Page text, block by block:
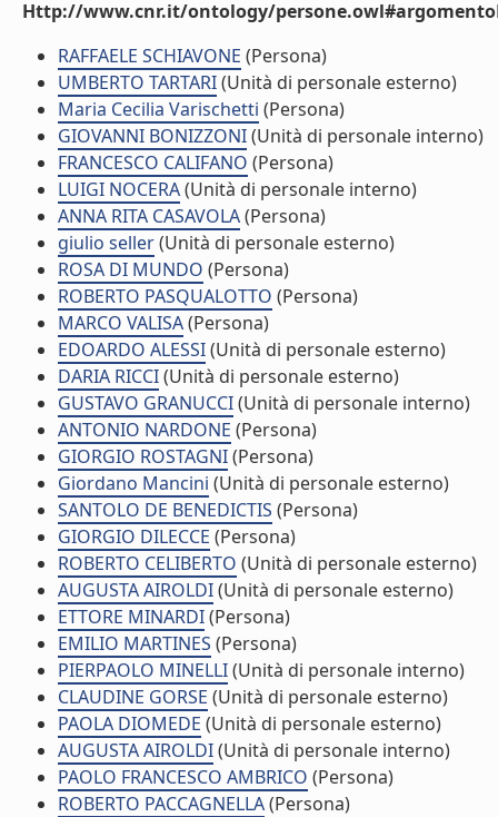
Http://www.cnr.it/ontology/
RAFFAELE SCHIAVONE (Persona)
UMBERTO TARTARI(Unità di personale esterno)
Maria Cecilia Varischetti (Persona)
GIOVANNI BONIZZONI(Unità di personale interno)
FRANCESCO CALIFANO (Persona)
LUIGI NOCERA(Unità di personale interno)
ANNA RITA CASAVOLA(Persona)
giulio seller(Unità di personale esterno)
ROSA DI MUNDO (Persona)
ROBERTO PASQUALOTTO (Persona)
MARCO VALISA(Persona)
EDOARDO ALESSI(Unità di personale esterno)
DARIA RICCI(Unità di personale esterno)
GUSTAVO GRANUCCI(Unità di personale interno)
ANTONIO NARDONE (Persona)
GIORGIO ROSTAGNI(Persona)
Giordano Mancini (Unità di personale esterno)
SANTOLO DE BENEDICTIS (Persona)
GIORGIO DILECCE (Persona)
ROBERTO CELIBERTO (Unità di personale esterno)
AUGUSTA AIROLDI(Unità di personale esterno)
ETTORE MINARDI(Persona)
EMILIO MARTINES (Persona)
PIERPAOLO MINELLI(Unità di personale interno)
CLAUDINE GORSE (Unità di personale esterno)
PAOLA DIOMEDE (Unità di personale esterno)
AUGUSTA AIROLDI(Unità di personale interno)
PAOLO FRANCESCO AMBRICO (Persona)
ROBERTO PACCAGNELLA(Persona)